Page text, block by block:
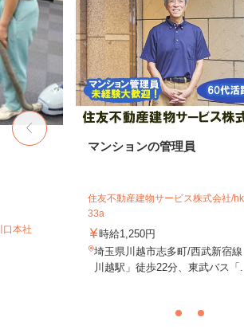
本社
マンションの管理員
住友不動産建物サービス株式会社/
33a
時給1,250円
埼玉県川越市志多町/西武新宿
川越駅」徒歩22分、東武バス「...